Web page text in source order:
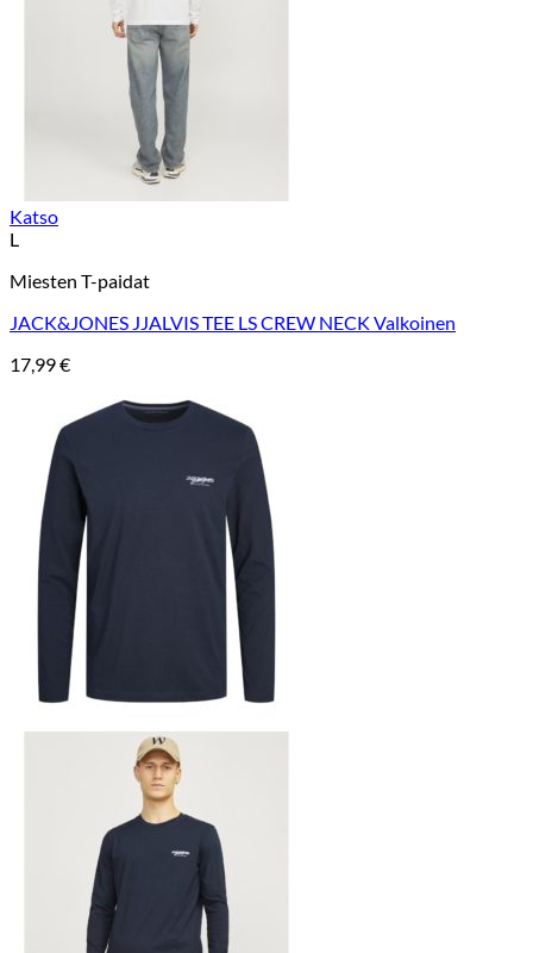
Katso
L
Miesten T-paidat
JACK&JONES JJALVIS TEE LS CREW NECK Valkoinen
17,99€